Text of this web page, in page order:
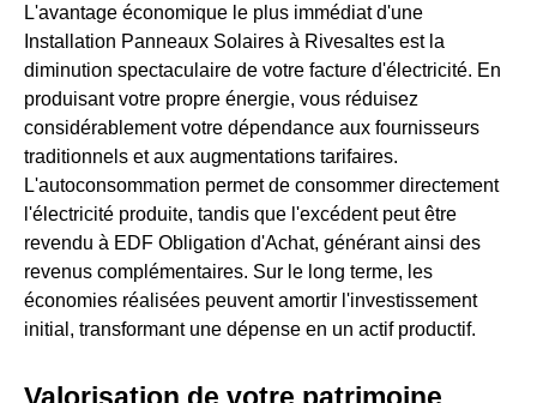
L'avantage économique le plus immédiat d'une
Installation Panneaux Solaires à Rivesaltes est la
diminution spectaculaire de votre facture d'électricité. En
produisant votre propre énergie, vous réduisez
considérablement votre dépendance aux fournisseurs
traditionnels et aux augmentations tarifaires.
L'autoconsommation permet de consommer directement
l'électricité produite, tandis que l'excédent peut être
revendu à EDF Obligation d'Achat, générant ainsi des
revenus complémentaires. Sur le long terme, les
économies réalisées peuvent amortir l'investissement
initial, transformant une dépense en un actif productif.
Valorisation de votre patrimoine